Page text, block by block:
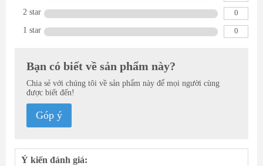
2 star
0
1 star
0
Bạn có biết về sản phẩm này?
Chia sẻ với chúng tôi về sản phẩm này để mọi người cùng
được biết đến!
Góp ý
Ý kiến đánh giá: